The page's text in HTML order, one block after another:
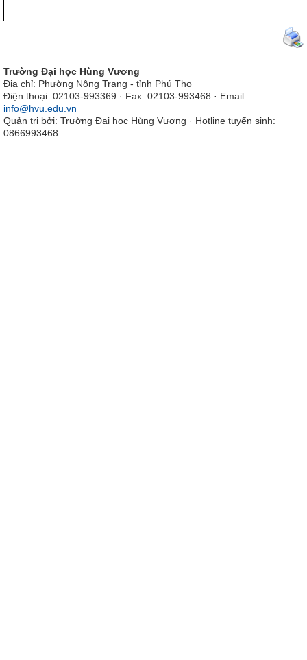
Trường Đại học Hùng Vương
Địa chỉ: Phường Nông Trang - tỉnh Phú Thọ
Điện thoại: 02103-993369 · Fax: 02103-993468 · Email:
info@hvu.edu.vn
Quản trị bởi: Trường Đại học Hùng Vương · Hotline tuyển sinh:
0866993468